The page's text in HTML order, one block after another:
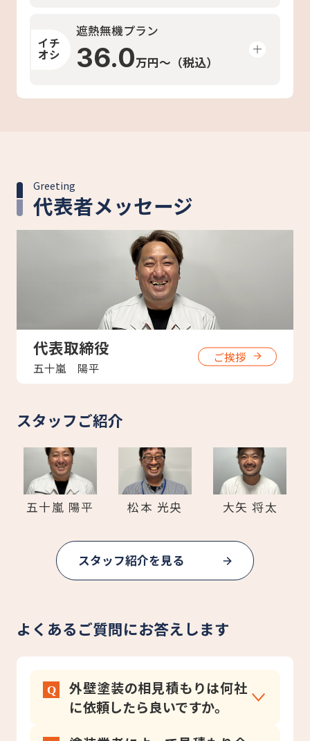
イチ
オシ
遮熱無機プラン
36.0万円〜（税込）
代表者メッセージ
Greeting
代表取締役
五十嵐 陽平
ご挨拶
スタッフご紹介
五十嵐 陽平 松本 光央 大矢 将太
スタッフ紹介を見る
よくあるご質問にお答えします
外壁塗装の相見積もりは何社
に依頼したら良いですか。